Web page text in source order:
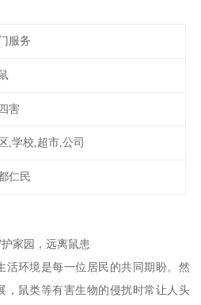
服务
害
,学校,超市,公司
仁民
家园，远离鼠患
活环境是每一位居民的共同期盼。然
，鼠类等有害生物的侵扰时常让人头